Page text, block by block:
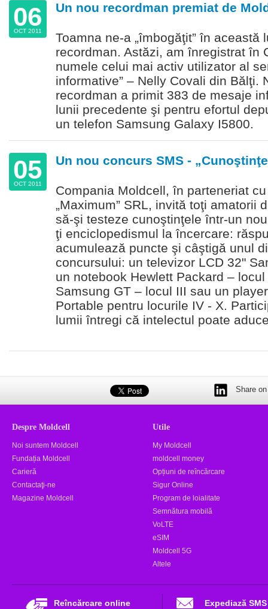
06
OCT 2011
Un nou recordman premiat de
Toamna ne-a „îmbogăţit” în această
recordman. Astăzi, am înregistrat în
numele celui mai activ utilizator al
informative” – Nelly Covali din Bălţi.
recordman a primit 383 de mesaje
lunii precedente şi pentru efortul
un telefon Samsung Galaxy I5800.
05
OCT 2011
Un nou concurs SMS -
Compania Moldcell, în parteneriat cu
„Maximum” SRL, invită toţi amatorii
să-şi testeze cunoştinţele într-un
ţi enciclopedismul la încercare:
acumulează puncte şi câştigă unul
concursului: un televizor LCD 32"
un notebook Hewlett Packard –
Samsung GT – locul III sau un
Portable pentru locurile IV - X.
lumii întregi că intelectul poate
Share
Despre Moldcell
Noi suntem Moldcell
Fundația Moldcell
Carieră
Contactaţi-ne
Magazine Moldcell
Utile
My Moldcell
moldcell money
Opțiuni de reîncărcare
Sigur Online
Program de loialitate
Semnătura mobilă
VoLTE
eSIM
Moldcell 5G
Altele
Reîncărcare online Expediază SMS